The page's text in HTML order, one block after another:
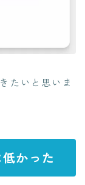
たいと思いま
かった